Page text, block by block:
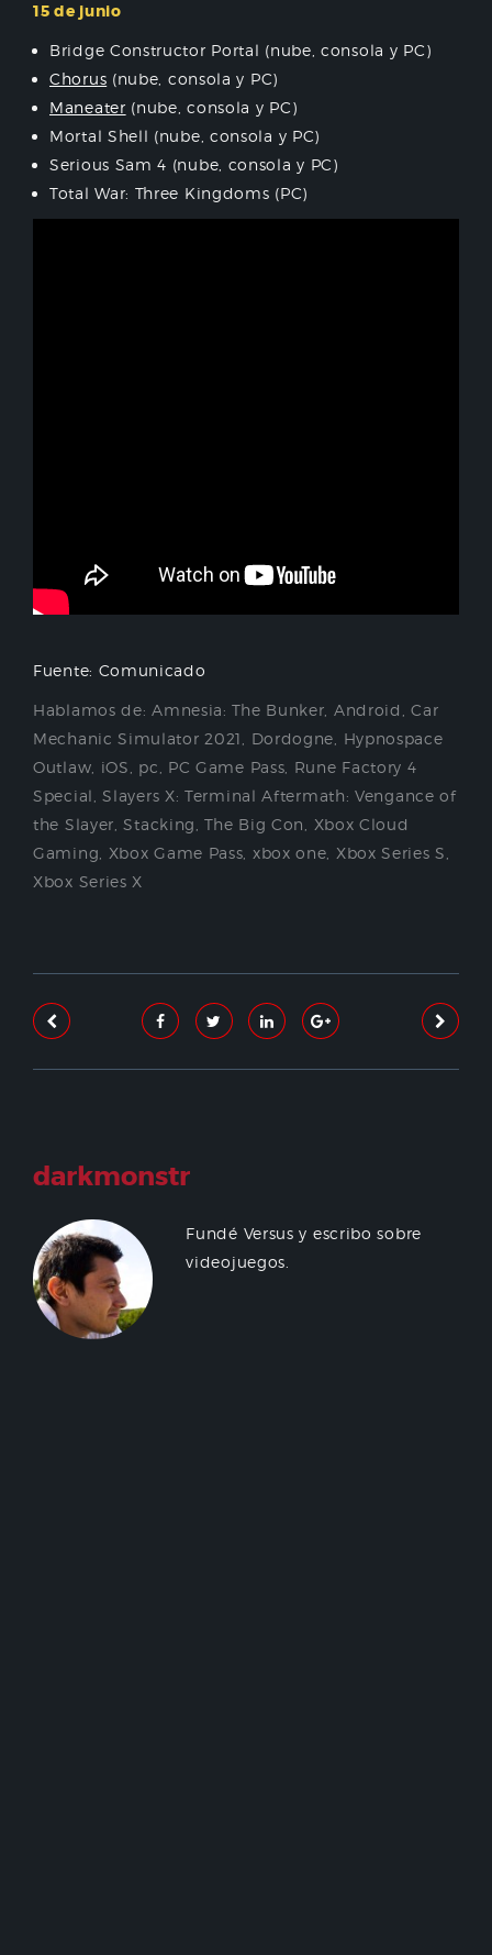
15 de junio
Bridge Constructor Portal (nube, consola y PC)
Chorus (nube, consola y PC)
Maneater (nube, consola y PC)
Mortal Shell (nube, consola y PC)
Serious Sam 4 (nube, consola y PC)
Total War: Three Kingdoms (PC)
Fuente: Comunicado
Hablamos de:Amnesia: The Bunker Android ,Car
Mechanic Simulator 2021
Dordogne
Hypnospace
Outlaw iOS pc PC Game Pass Rune Factory 4
Special ,Slayers X: Terminal Aftermath: Vengance of
the Slayer ,Stacking ,The Big Con
Xbox Cloud
Gaming
Xbox Game Pass xbox one Xbox Series S
Xbox Series X
darkmonstr
Fundé Versus y escribo sobre
videojuegos.